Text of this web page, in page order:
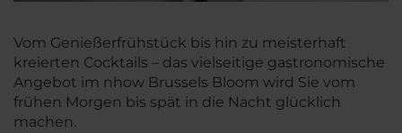
Vom Genießerfrühstück bis hin zu meisterhaft
kreierten Cocktails – das vielseitige gastronomische
Angebot im nhow Brussels Bloom wird Sie vom
frühen Morgen bis spät in die Nacht glücklich
machen.